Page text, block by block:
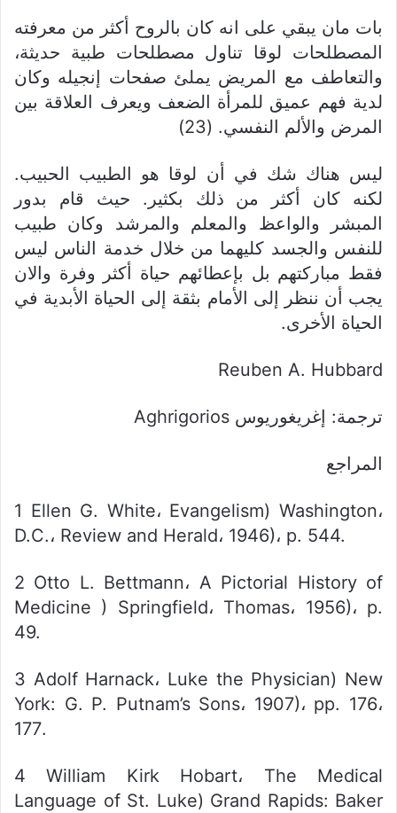
بات مان يبقي على انه كان بالروح أكثر من معرفته
المصطلحات لوقا تناول مصطلحات طبية حديثة،
والتعاطف مع المريض يملئ صفحات إنجيله وكان
لدية فهم عميق للمرأة الضعف ويعرف العلاقة بين
المرض والألم النفسي. (23)
ليس هناك شك في أن لوقا هو الطبيب الحبيب.
لكنه كان أكثر من ذلك بكثير. حيث قام بدور
المبشر والواعظ والمعلم والمرشد وكان طبيب
للنفس والجسد كليهما من خلال خدمة الناس ليس
فقط مباركتهم بل بإعطائهم حياة أكثر وفرة والان
يجب أن ننظر إلى الأمام بثقة إلى الحياة الأبدية في
الحياة الأخرى.
Reuben A. Hubbard
ترجمة: إغريغوريوس Aghrigorios
المراجع
1 Ellen G. White، Evangelism) Washington،
D.C.، Review and Herald، 1946)، p. 544.
2 Otto L. Bettmann، A Pictorial History of
Medicine ) Springfield، Thomas، 1956)، p.
49.
3 Adolf Harnack، Luke the Physician) New
York: G. P. Putnam’s Sons، 1907)، pp. 176،
177.
4 William Kirk Hobart، The Medical
Language of St. Luke) Grand Rapids: Baker